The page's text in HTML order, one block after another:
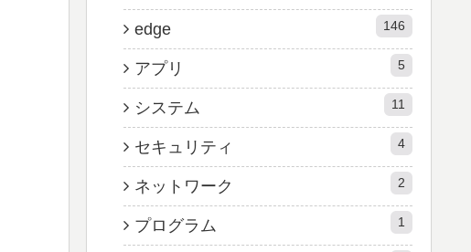
edge 146
アプリ 5
システム 11
セキュリティ 4
ネットワーク 2
プログラム 1